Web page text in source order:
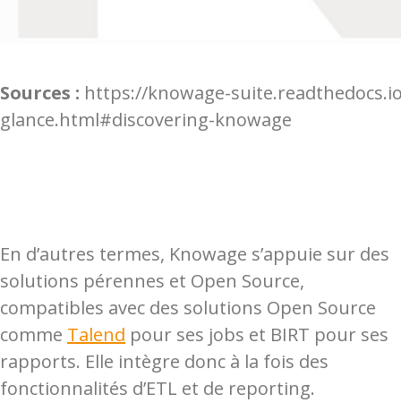
Sources : https://knowage-
glance.html#discovering-knowage
En d’autres termes, Knowage s’appuie sur des
solutions pérennes et Open Source,
compatibles avec des solutions Open Source
comme Talend pour ses jobs et BIRT pour ses
rapports. Elle intègre donc à la fois des
fonctionnalités d’ETL et de reporting.